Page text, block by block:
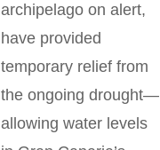
archipelago on alert,
have provided
temporary relief from
the ongoing drought—
allowing water levels